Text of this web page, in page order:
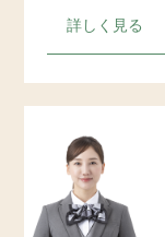
詳しく見る